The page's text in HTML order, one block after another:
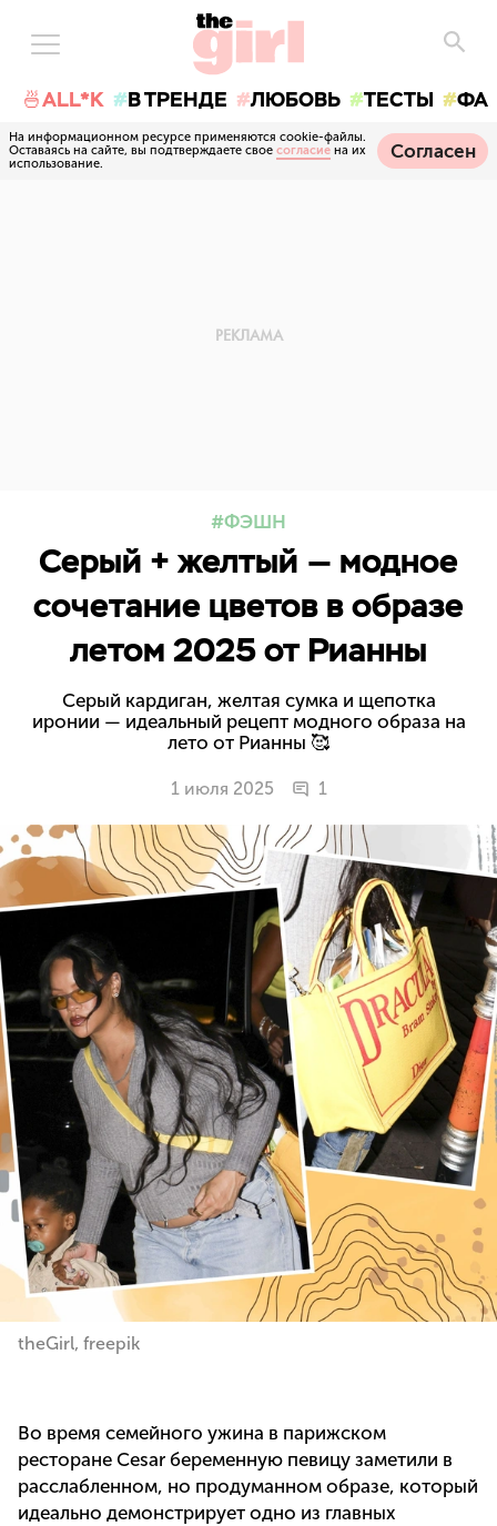
🍜ALL*K В ТРЕНДЕ ЛЮБОВЬ ТЕСТЫ
На информационном ресурсе применяются cookie-файлы.
Оставаясь на сайте, вы подтверждаете свое согласие на их
использование.
Согласен
ФЭШН
Серый + желтый — модное
сочетание цветов в образе
летом 2025 от Рианны
Серый кардиган, желтая сумка и щепотка
иронии — идеальный рецепт модного образа на
лето от Рианны 🥰
1 июля 2025 1
theGirl, freepik
Во время семейного ужина в парижском
ресторане Cesar беременную певицу заметили в
расслабленном, но продуманном образе, который
идеально демонстрирует одно из главных